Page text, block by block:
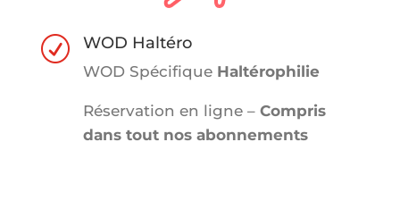
R WOD Haltéro
WOD Spécifique Haltérophilie
Réservation en ligne – Compris
dans tout nos abonnements